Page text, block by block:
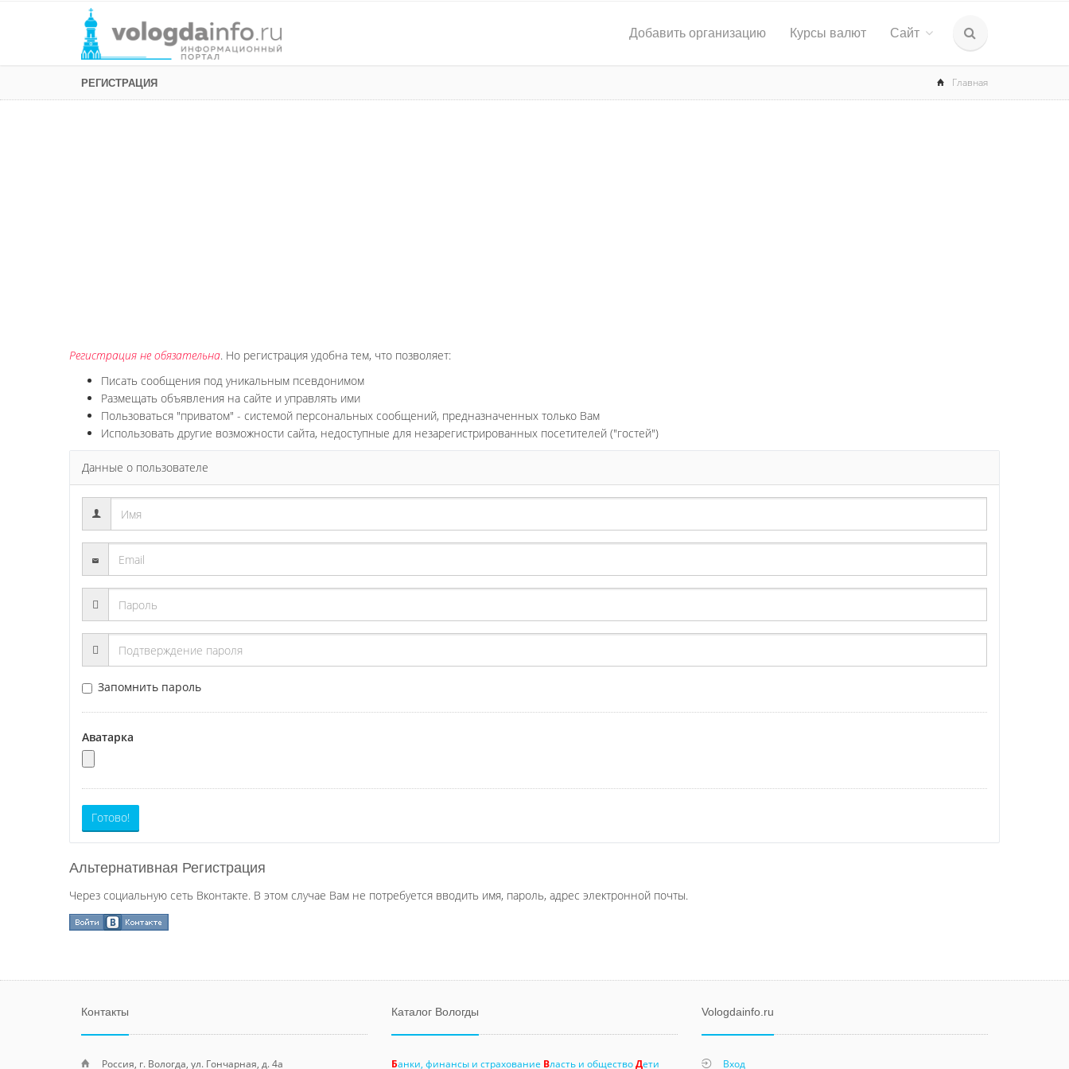
Добавить организацию Курсы валют Сайт
РЕГИСТРАЦИЯ Главная
Регистрация не обязательна. Но регистрация удобна тем, что позволяет:
Писать сообщения под уникальным псевдонимом
Размещать объявления на сайте и управлять ими
Пользоваться "приватом" - системой персональных сообщений, предназначенных только Вам
Использовать другие возможности сайта, недоступные для незарегистрированных посетителей ("гостей")
Данные о пользователе
Запомнить пароль
Аватарка
Готово!
Альтернативная Регистрация
Через социальную сеть Вконтакте. В этом случае Вам не потребуется вводить имя, пароль, адрес электронной почты.
Контакты
Россия, г. Вологда, ул. Гончарная, д. 4а
Каталог Вологды
Банки, финансы и страхование Власть и обществоДети
Vologdainfo.ru
Вход